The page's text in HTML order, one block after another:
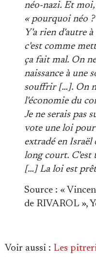
néo-nazi. Et
« pourquoi néo
Y'a rien d'autre
c'est comme
ça fait mal. On
naissance à une
souffrir […]. On
l'économie du
Je ne serais pas
vote une loi
extradé en Israël
long court. C'est
[…] La loi est
Source : «
de RIVAROL »,
Voir aussi : Les